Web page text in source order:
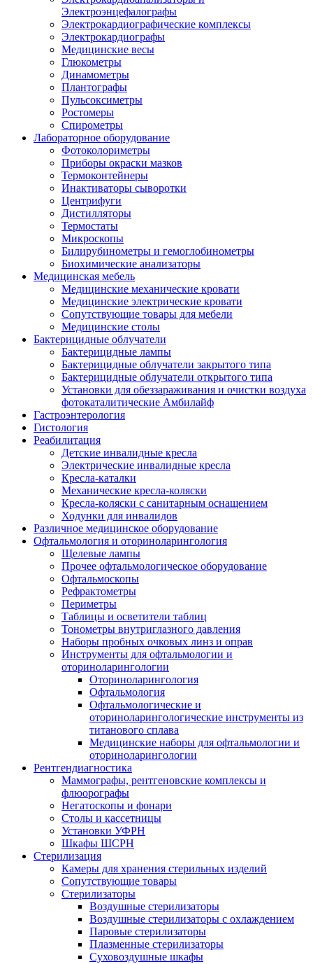
Электроэнцефалографы
Электрокардиографические комплексы
Электрокардиографы
Медицинские весы
Глюкометры
Динамометры
Плантографы
Пульсоксиметры
Ростомеры
Спирометры
Лабораторное оборудование
Фотоколориметры
Приборы окраски мазков
Термоконтейнеры
Инактиваторы сыворотки
Центрифуги
Дистилляторы
Термостаты
Микроскопы
Билирубинометры и гемоглобинометры
Биохимические анализаторы
Медицинская мебель
Медицинские механические кровати
Медицинские электрические кровати
Сопутствующие товары для мебели
Медицинские столы
Бактерицидные облучатели
Бактерицидные лампы
Бактерицидные облучатели закрытого типа
Бактерицидные облучатели открытого типа
Установки для обеззараживания и очистки воздуха
фотокаталитические Амбилайф
Гастроэнтерология
Гистология
Реабилитация
Детские инвалидные кресла
Электрические инвалидные кресла
Кресла-каталки
Механические кресла-коляски
Кресла-коляски с санитарным оснащением
Ходунки для инвалидов
Различное медицинское оборудование
Офтальмология и оториноларингология
Щелевые лампы
Прочее офтальмологическое оборудование
Офтальмоскопы
Рефрактометры
Периметры
Таблицы и осветители таблиц
Тонометры внутриглазного давления
Наборы пробных очковых линз и оправ
Инструменты для офтальмологии и
оториноларингологии
Оториноларингология
Офтальмология
Офтальмологические и
оториноларингологические инструменты из
титанового сплава
Медицинские наборы для офтальмологии и
оториноларингологии
Рентгендиагностика
Маммографы, рентгеновские комплексы и
флюорографы
Негатоскопы и фонари
Столы и кассетницы
Установки УФРН
Шкафы ШСРН
Стерилизация
Камеры для хранения стерильных изделий
Сопутствующие товары
Стерилизаторы
Воздушные стерилизаторы
Воздушные стерилизаторы с охлаждением
Паровые стерилизаторы
Плазменные стерилизаторы
Суховоздушные шкафы